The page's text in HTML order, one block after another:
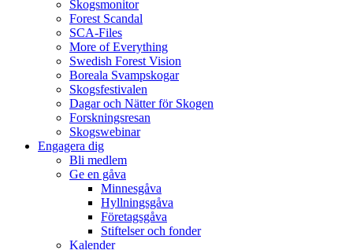
Skogsmonitor
Forest Scandal
SCA-Files
More of Everything
Swedish Forest Vision
Boreala Svampskogar
Skogsfestivalen
Dagar och Nätter för Skogen
Forskningsresan
Skogswebinar
Engagera dig
Bli medlem
Ge en gåva
Minnesgåva
Hyllningsgåva
Företagsgåva
Stiftelser och fonder
Kalender